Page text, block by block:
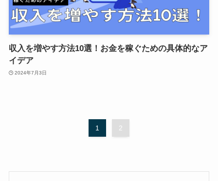
収入を増やす方法10選！お金を稼ぐための具体的なア
イデア
2024年7月3日
1 2